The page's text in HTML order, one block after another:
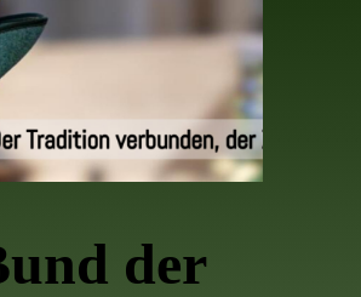
der